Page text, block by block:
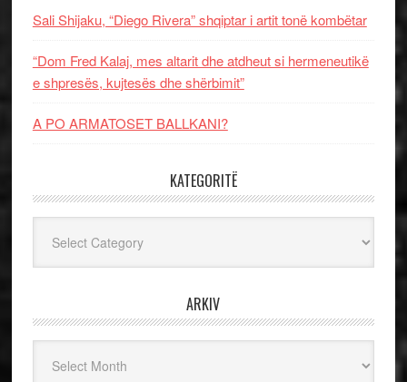
Sali Shijaku, “Diego Rivera” shqiptar i artit tonë kombëtar
“Dom Fred Kalaj, mes altarit dhe atdheut si hermeneutikë
e shpresës, kujtesës dhe shërbimit”
A PO ARMATOSET BALLKANI?
KATEGORITË
ARKIV